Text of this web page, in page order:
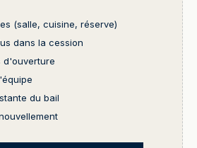
(salle, cuisine, réserve)
dans la cession
d'ouverture
du bail